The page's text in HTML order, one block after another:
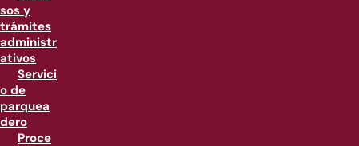
sos y
trámites
administr
ativos
Servici
o de
parquea
dero
Proce